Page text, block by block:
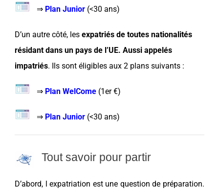
⇒ Plan Junior (<30 ans)
D’un autre côté, les expatriés de toutes nationalités
résidant dans un pays de l’UE. Aussi appelés
impatriés. Ils sont éligibles aux 2 plans suivants :
⇒ Plan WelCome (1er €)
⇒ Plan Junior (<30 ans)
Tout savoir pour partir
D’abord, l expatriation est une question de préparation.